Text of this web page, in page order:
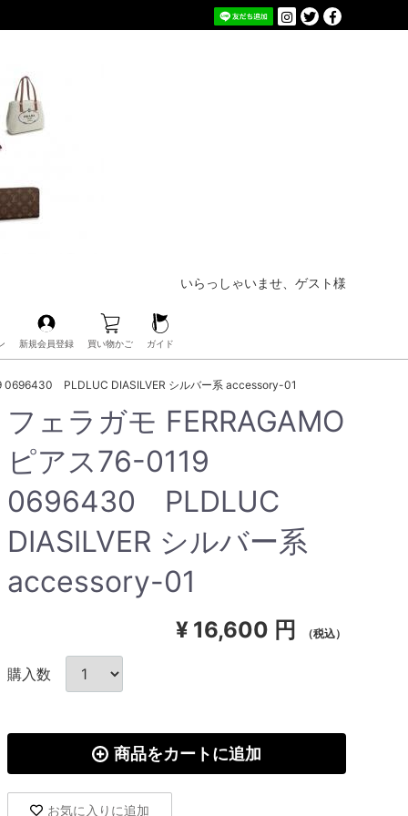
いらっしゃいませ、ゲスト様
新規会員登録 買い物かご ガイド
0696430 PLDLUC DIASILVER シルバー系 accessory-01
フェラガモ FERRAGAMO
ピアス76-0119
0696430 PLDLUC
DIASILVER シルバー系
accessory-01
¥ 16,600 円 （税込）
購入数
商品をカートに追加
お気に入りに追加